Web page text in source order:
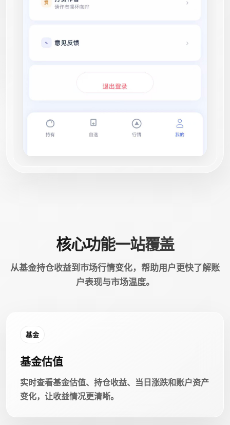
核心功能一站覆盖
从基金持仓收益到市场行情变化，帮助用户更快了解账
户表现与市场温度。
基金
基金估值
实时查看基金估值、持仓收益、当日涨跌和账户资产
变化，让收益情况更清晰。